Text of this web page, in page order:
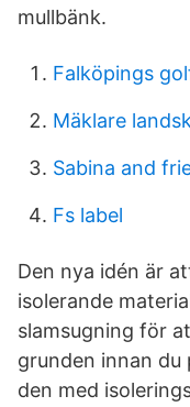
mullbänk.
Falköpings
Mäklare
Sabina and
Fs label
Den nya idén är
isolerande
slamsugning för
grunden innan du
den med